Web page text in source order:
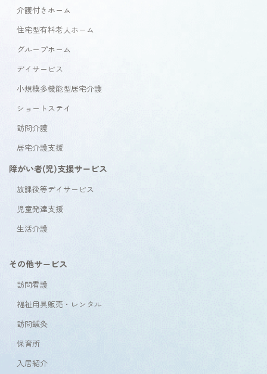
介護付きホーム
住宅型有料老人ホーム
グループホーム
デイサービス
小規模多機能型居宅介護
ショートステイ
訪問介護
居宅介護支援
障がい者(児)支援サービス
放課後等デイサービス
児童発達支援
生活介護
その他サービス
訪問看護
福祉用具販売・レンタル
訪問鍼灸
保育所
入居紹介